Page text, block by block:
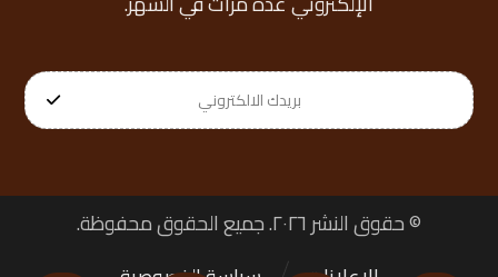
© حقوق النشر ٢٠٢٦. جميع الحقوق محفوظة.